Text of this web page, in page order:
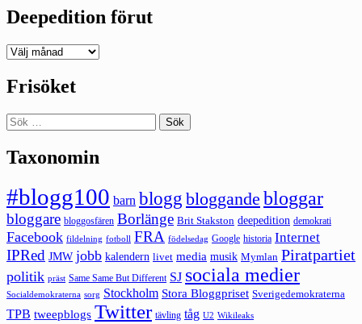
Deepedition förut
Deepedition
Frisöket
Sök
efter:
Taxonomin
#blogg100 barn blogg bloggande bloggar
bloggare bloggosfären Borlänge Brit Stakston deepedition demokrati
Facebook fildelning fotboll FRA födelsedag Google historia Internet
IPRed JMW jobb kalendern livet media musik Mymlan Piratpartiet
politik präst Same Same But Different SJ sociala medier
Socialdemokraterna sorg Stockholm Stora Bloggpriset Sverigedemokraterna
TPB tweepblogs Twitter tävling tåg U2 Wikileaks